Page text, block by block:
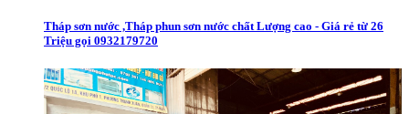
Tháp sơn nước ,Tháp phun sơn nước chất Lượng cao - Giá rẻ từ 26
Triệu gọi 0932179720